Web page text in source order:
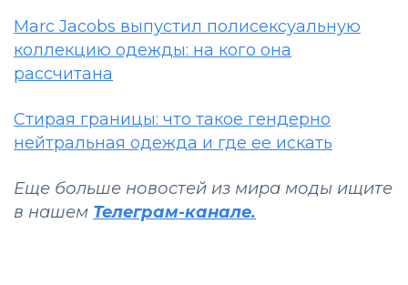
Marc Jacobs выпустил полисексуальную
коллекцию одежды: на кого она
рассчитана
Стирая границы: что такое гендерно
нейтральная одежда и где ее искать
Еще больше новостей из мира моды ищите
в нашем Телеграм-канале.